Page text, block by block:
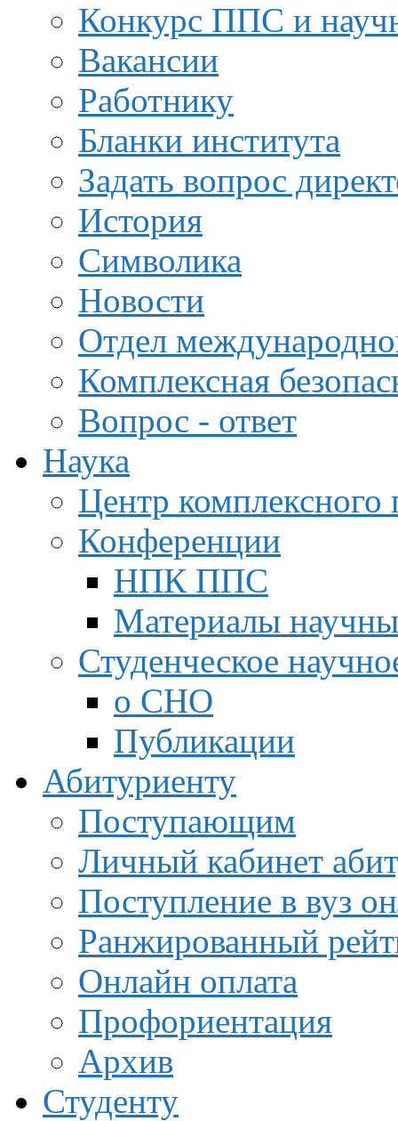
Конкурс ППС и
Вакансии
Работнику
Бланки института
Задать вопрос
История
Символика
Новости
Отдел
Комплексная
Вопрос - ответ
Наука
Центр
Конференции
НПК ППС
Материалы
Студенческое
о СНО
Публикации
Абитуриенту
Поступающим
Личный кабинет
Поступление в вуз
Ранжированный
Онлайн оплата
Профориентация
Архив
Студенту